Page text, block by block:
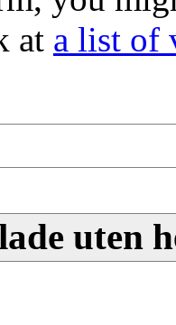
at a list of
uten